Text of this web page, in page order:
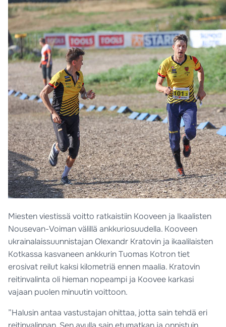
Miesten viestissä voitto ratkaistiin Kooveen ja Ikaalisten
Nousevan-Voiman välillä ankkuriosuudella. Kooveen
ukrainalaissuunnistajan Olexandr Kratovin ja ikaalilaisten
Kotkassa kasvaneen ankkurin Tuomas Kotron tiet
erosivat reilut kaksi kilometriä ennen maalia. Kratovin
reitinvalinta oli hieman nopeampi ja Koovee karkasi
vajaan puolen minuutin voittoon.
”Halusin antaa vastustajan ohittaa, jotta sain tehdä eri